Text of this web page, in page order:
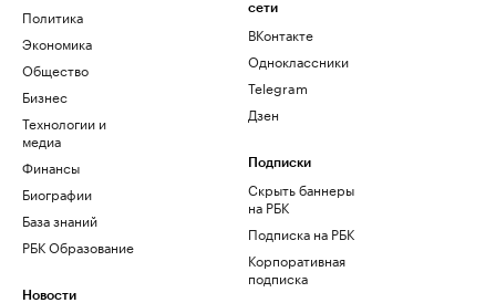
Политика
Экономика
Общество
Бизнес
Технологии и
медиа
Финансы
Биографии
База знаний
РБК Образование
Новости
сети
ВКонтакте
Одноклассники
Telegram
Дзен
Подписки
Скрыть баннеры
на РБК
Подписка на РБК
Корпоративная
подписка